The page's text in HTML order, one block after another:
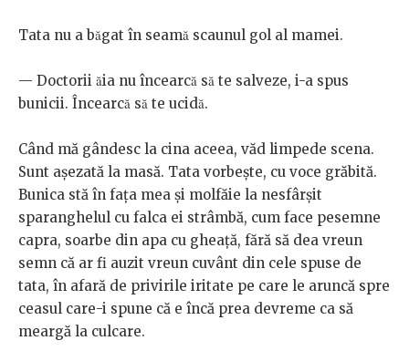
Tata nu a băgat în seamă scaunul gol al mamei.
— Doctorii ăia nu încearcă să te salveze, i-a spus
bunicii. Încearcă să te ucidă.
Când mă gândesc la cina aceea, văd limpede scena.
Sunt așezată la masă. Tata vorbește, cu voce grăbită.
Bunica stă în fața mea și molfăie la nesfârșit
sparanghelul cu falca ei strâmbă, cum face pesemne
capra, soarbe din apa cu gheață, fără să dea vreun
semn că ar fi auzit vreun cuvânt din cele spuse de
tata, în afară de privirile iritate pe care le aruncă spre
ceasul care-i spune că e încă prea devreme ca să
meargă la culcare.